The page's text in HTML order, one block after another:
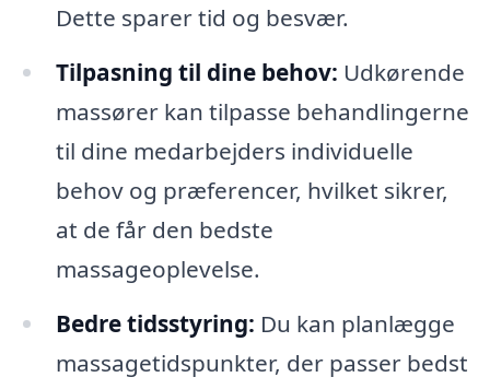
Dette sparer tid og besvær.
Tilpasning til dine behov: Udkørende
massører kan tilpasse behandlingerne
til dine medarbejders individuelle
behov og præferencer, hvilket sikrer,
at de får den bedste
massageoplevelse.
Bedre tidsstyring: Du kan planlægge
massagetidspunkter, der passer bedst